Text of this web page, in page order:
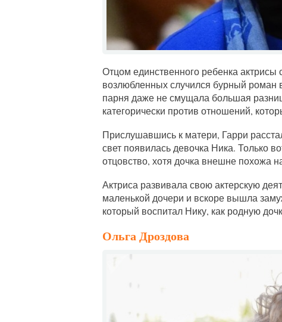
Отцом единственного ребенка
возлюбленных случился бурный роман
парня даже не смущала большая
категорически против отношений,
Прислушавшись к матери, Гарри
свет появилась девочка Ника. Только
отцовство, хотя дочка внешне похожа
Актриса развивала свою актерскую
маленькой дочери и вскоре вышла
который воспитал Нику, как родную
Ольга Дроздова